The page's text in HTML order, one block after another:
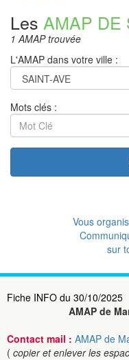
Les AMAP DE
1 AMAP trouvée
L'AMAP dans votre ville :
Mots clés :
Vous
sur
Fiche INFO du 30/10/2025
AMAP de
Contact mail : AMAP de
( copier et enlever les